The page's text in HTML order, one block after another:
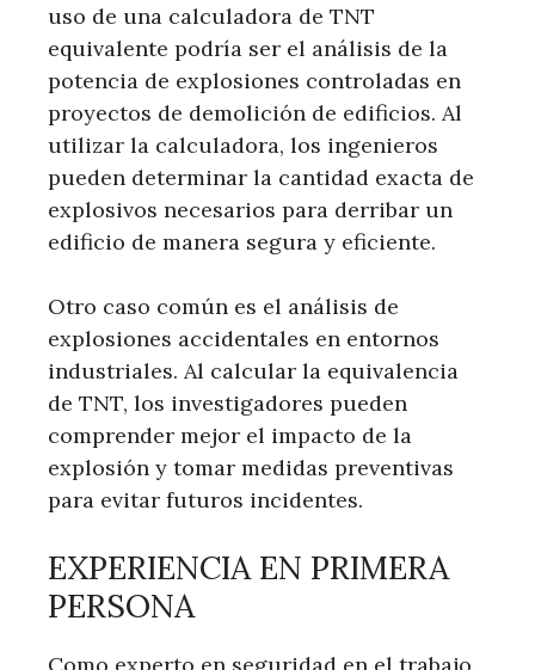
uso de una calculadora de TNT
equivalente podría ser el análisis de la
potencia de explosiones controladas en
proyectos de demolición de edificios. Al
utilizar la calculadora, los ingenieros
pueden determinar la cantidad exacta de
explosivos necesarios para derribar un
edificio de manera segura y eficiente.
Otro caso común es el análisis de
explosiones accidentales en entornos
industriales. Al calcular la equivalencia
de TNT, los investigadores pueden
comprender mejor el impacto de la
explosión y tomar medidas preventivas
para evitar futuros incidentes.
EXPERIENCIA EN PRIMERA
PERSONA